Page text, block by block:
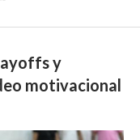
y
motivacional